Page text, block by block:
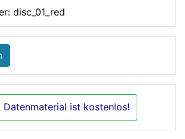
disc_01_red
Datenmaterial ist kostenlos!